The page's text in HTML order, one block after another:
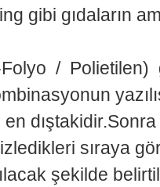
gibi gıdaların
/ Polietilen)
sıraya
şekilde